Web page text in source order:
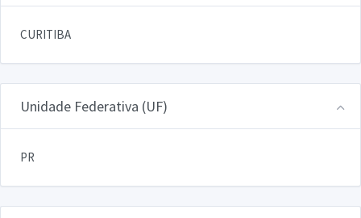
CURITIBA
Unidade Federativa (UF)
PR